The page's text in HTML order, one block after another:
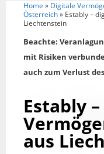
Home » Digitale
Österreich» Estably –
Liechtenstein
Beachte:
mit Risiken
auch zum Verlust
Estably
aus